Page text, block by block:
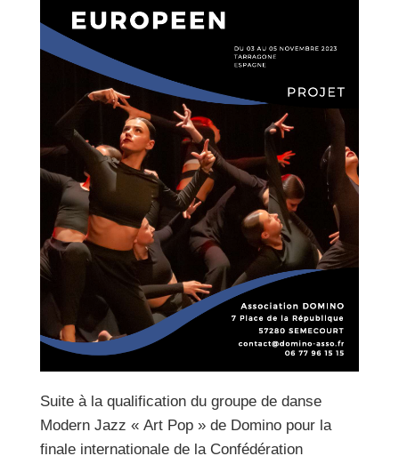
Suite à la qualification du groupe de danse
Modern Jazz « Art Pop » de Domino pour la
finale internationale de la Confédération